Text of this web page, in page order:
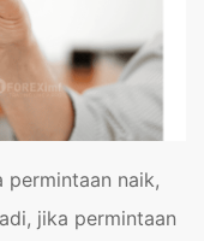
permintaan naik,
jika permintaan